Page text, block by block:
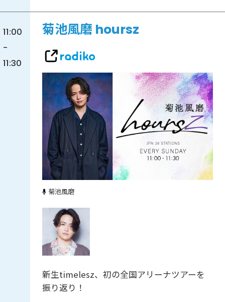
11:00
-
11:30
菊池風磨 hoursz
菊池風磨
新生timelesz、初の全国アリーナツアーを
振り返り！